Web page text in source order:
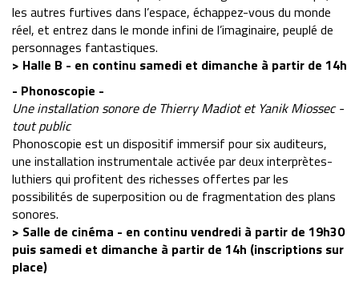
les autres furtives dans l’espace, échappez-vous du monde
réel, et entrez dans le monde infini de l’imaginaire, peuplé de
personnages fantastiques.
> Halle B - en continu samedi et dimanche à partir de 14h
- Phonoscopie -
Une installation sonore de Thierry Madiot et Yanik Miossec -
tout public
Phonoscopie est un dispositif immersif pour six auditeurs,
une installation instrumentale activée par deux interprètes-
luthiers qui profitent des richesses offertes par les
possibilités de superposition ou de fragmentation des plans
sonores.
> Salle de cinéma - en continu vendredi à partir de 19h30
puis samedi et dimanche à partir de 14h (inscriptions sur
place)